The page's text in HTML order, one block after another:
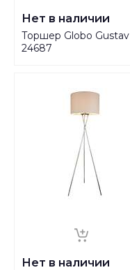
Нет в наличии
Торшер Globo Gustav
24687
Нет в наличии